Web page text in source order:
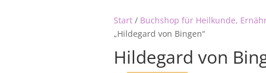
Start/ Buchshop für Heilkunde,
„Hildegard von Bingen“
Hildegard von